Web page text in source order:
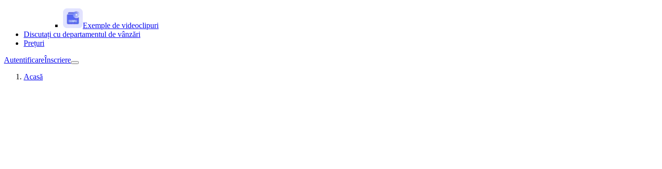
Exemple de videoclipuri
Discutați cu departamentul de vânzări
Prețuri
AutentificareÎnscriere
Acasă